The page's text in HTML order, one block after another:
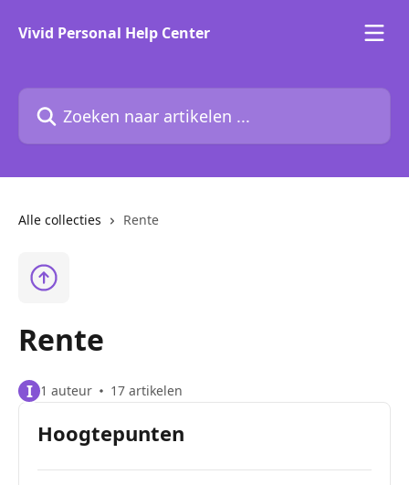
Vivid Personal Help Center
Zoeken naar artikelen ...
Alle collecties Rente
Rente
I 1 auteur 17 artikelen
Hoogtepunten